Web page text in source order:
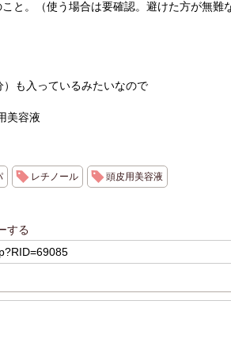
と。（使う場合は要確認。避けた方が無難
も入っているみたいなので
美容液
レチノール 頭皮用美容液
する